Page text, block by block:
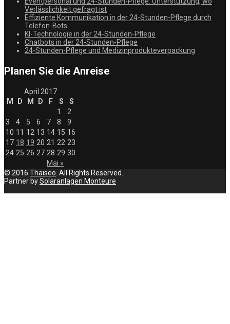
Verlässlichkeit gefragt ist
Effiziente Kommunikation in der 24-Stunden-Pflege durch
Telefon-Bots
KI-Technologie in der 24-Stunden-Pflege
Chatbots in der 24-Stunden-Pflege
24-Stunden-Pflege und Medizinprodukteverpackung
Planen Sie die Anreise
April 2017
M
D M D F S S
Mai »
1
2
3
4 5 6 7 8
9
10 11 12 13 14 15 16
17 18 19 20 21 22 23
24 25 26 27 28 29 30
© 2016 Thaiseo . All Rights Reserved.
Partner bySolaranlagen Monteure